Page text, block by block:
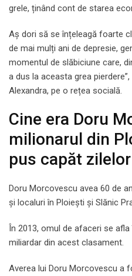
grele, ținând cont de starea
Aș dori să se înțeleagă foarte
de mai mulți ani de depresie,
momentul de slăbiciune care,
a dus la aceasta grea
Alexandra, pe o rețea socială.
Cine era Doru
milionarul din
pus capăt
Doru Morcovescu avea 60 de
și localuri în Ploiești şi Slănic
În 2013, omul de afaceri se
miliardar din acest clasament.
Averea lui Doru Morcovescu a